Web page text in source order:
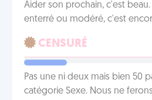
Aider son prochain, c'est beau.
enterré ou modéré, c'est
CENSURÉ
Pas une ni deux mais bien 50
catégorie Sexe. Nous ne